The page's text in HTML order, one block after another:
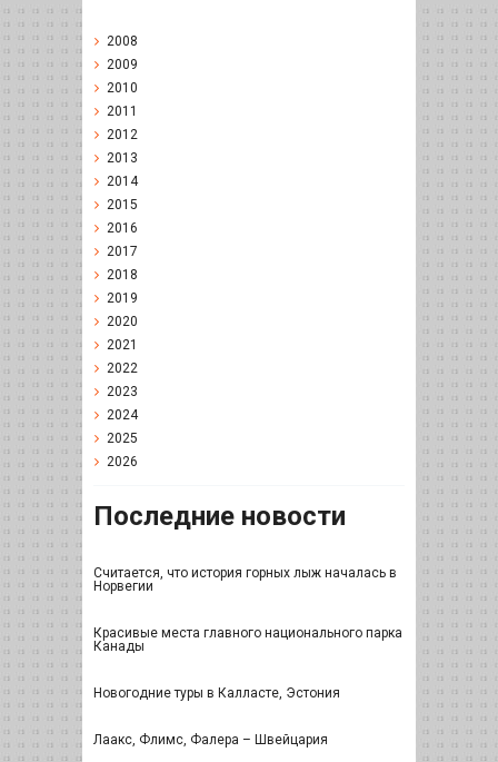
2008
2009
2010
2011
2012
2013
2014
2015
2016
2017
2018
2019
2020
2021
2022
2023
2024
2025
2026
Последние новости
Считается, что история горных лыж началась в
Норвегии
Красивые места главного национального парка
Канады
Новогодние туры в Калласте, Эстония
Лаакс, Флимс, Фалера – Швейцария